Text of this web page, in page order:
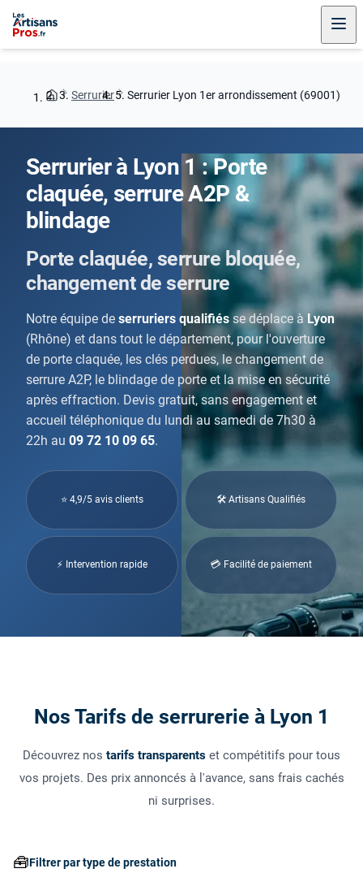
Serrurier Serrurier Lyon 1er arrondissement (69001)
Serrurier à Lyon 1 : Porte
claquée, serrure A2P &
blindage
Porte claquée, serrure bloquée,
changement de serrure
Notre équipe de serruriers qualifiés se déplace à Lyon
(Rhône) et dans tout le département, pour l'ouverture
de porte claquée, les clés perdues, le changement de
serrure A2P, le blindage de porte et la mise en sécurité
après effraction. Devis gratuit, sans engagement et
accueil téléphonique du lundi au samedi de 7h30 à
22h au 09 72 10 09 65.
⭐ 4,9/5 avis clients 🛠 Artisans Qualifiés
⚡ Intervention rapide 💳 Facilité de paiement
Nos Tarifs de serrurerie à Lyon 1
Découvrez nos tarifs transparents et compétitifs pour tous
vos projets. Des prix annoncés à l'avance, sans frais cachés
ni surprises.
🧰Filtrer par type de prestation